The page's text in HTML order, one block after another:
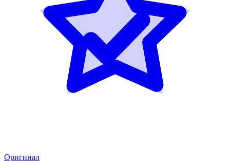
Оригинал